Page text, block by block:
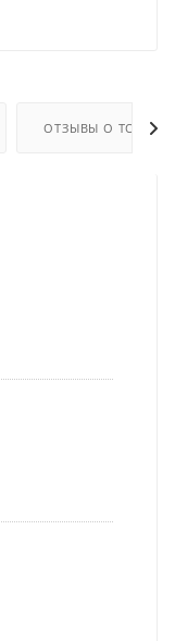
ОТЗЫВЫ О ТОВАРЕ